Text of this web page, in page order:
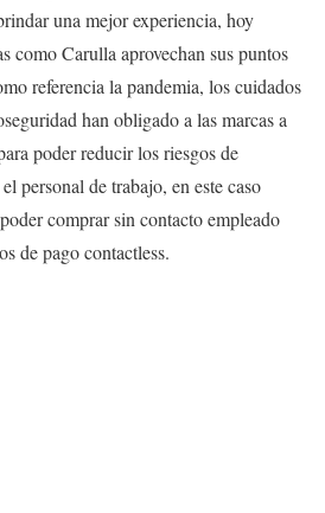
una mejor experiencia, hoy
como Carulla aprovechan sus puntos
referencia la pandemia, los cuidados
han obligado a las marcas a
poder reducir los riesgos de
personal de trabajo, en este caso
comprar sin contacto empleado
de pago contactless.